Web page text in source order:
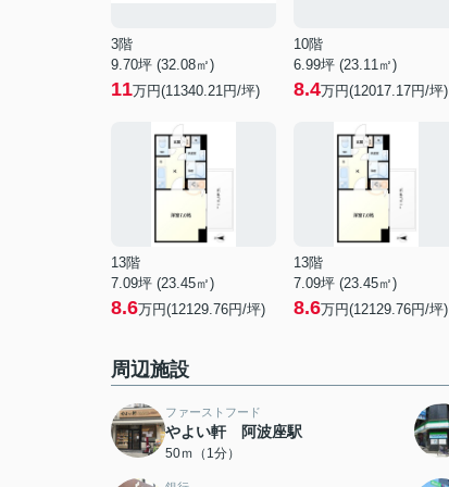
3階
9.70坪 (32.08㎡)
11万円(11340.21円/坪)
10階
6.99坪 (23.11㎡)
8.4万円(12017.17円/坪)
13階
7.09坪 (23.45㎡)
8.6万円(12129.76円/坪)
13階
7.09坪 (23.45㎡)
8.6万円(12129.76円/坪)
周辺施設
ファーストフード
やよい軒 阿波座駅
50ｍ（1分）